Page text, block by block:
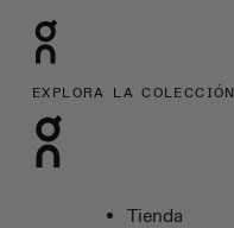
EXPLORA LA COLECCIÓN
Tienda